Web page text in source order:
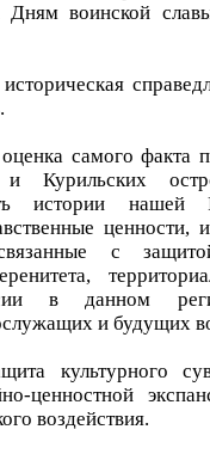
воинской
самого факта
истории нашей
ценности,
с
в данном
и будущих
культурного
ценностной
воздействия.